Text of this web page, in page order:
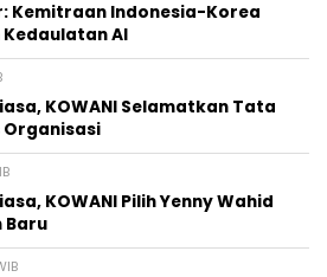
Kemitraan Indonesia-Korea
AI
KOWANI Selamatkan Tata
KOWANI Pilih Yenny Wahid
Baru